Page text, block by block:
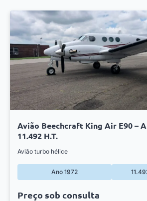
Avião Beechcraft King Air E90 –
11.492 H.T.
Avião turbo hélice
Ano 1972
Preço sob consulta